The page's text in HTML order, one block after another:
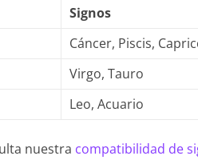
Signos
Cáncer, Piscis,
Virgo, Tauro
Leo, Acuario
nuestra compatibilidad de